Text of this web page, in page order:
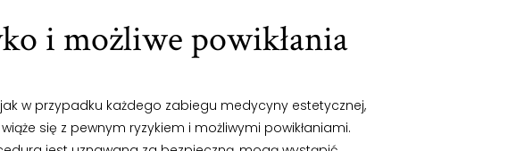
i możliwe powikłania
w przypadku każdego zabiegu medycyny estetycznej,
się z pewnym ryzykiem i możliwymi powikłaniami.